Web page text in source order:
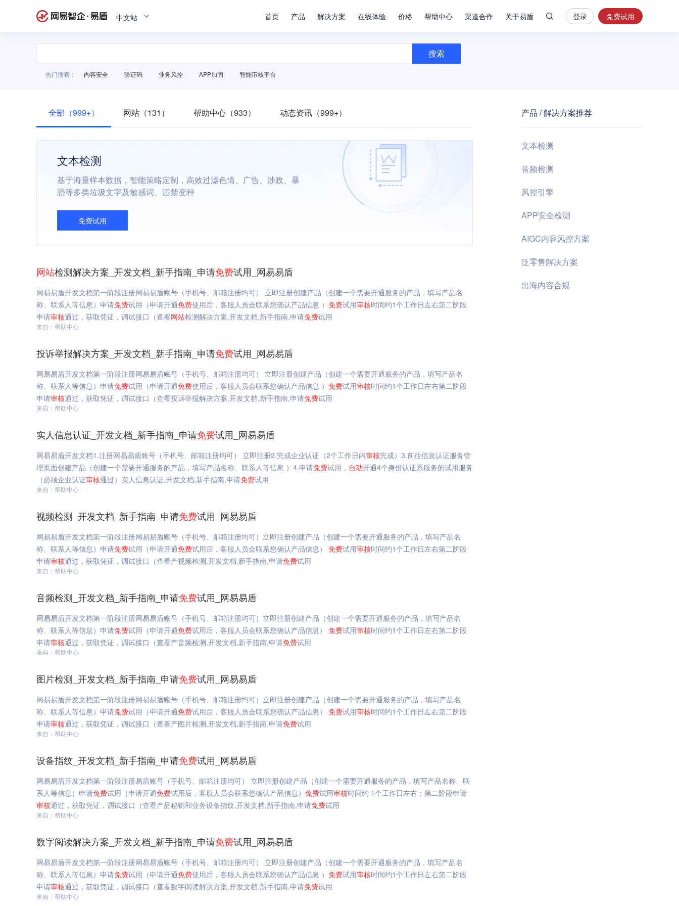
中文站 首页 产品 解决方案 在线体验 价格 帮助中心 渠道合作 关于易盾
安
全
控
登录 免费试用
搜索
热门搜索： 内容安全 验证码 业务风控 APP加固 智能审核平台
全部（999+） 网站（131） 帮助中心（933） 动态资讯（999+）
文本检测
基于海量样本数据，智能策略定制，高效过滤色情、广告、涉政、暴
恐等多类垃圾文字及敏感词、违禁变种
免费试用
网站检测解决方案_开发文档_新手指南_申请免费试用_网易易盾
网易易盾开发文档第一阶段注册网易易盾账号（手机号、邮箱注册均可） 立即注册创建产品（创建一个需要开通服务的产品，填写产品名
称、联系人等信息）申请免费试用（申请开通免费使用后，客服人员会联系您确认产品信息 ） 免费试用审核时间约1个工作日左右第二阶段
申请审核通过，获取凭证，调试接口（查看网站检测解决方案,开发文档,新手指南,申请免费试用
来自：帮助中心
投诉举报解决方案_开发文档_新手指南_申请免费试用_网易易盾
网易易盾开发文档第一阶段注册网易易盾账号（手机号、邮箱注册均可） 立即注册创建产品（创建一个需要开通服务的产品，填写产品名
称、联系人等信息）申请免费试用（申请开通免费使用后，客服人员会联系您确认产品信息 ） 免费试用审核时间约1个工作日左右第二阶段
申请审核通过，获取凭证，调试接口（查看投诉举报解决方案,开发文档,新手指南,申请免费试用
来自：帮助中心
实人信息认证_开发文档_新手指南_申请免费试用_网易易盾
网易易盾开发文档1.注册网易易盾账号（手机号、邮箱注册均可） 立即注册2.完成企业认证（2个工作日内审核完成）3.前往信息认证服务管
理页面创建产品（创建一个需要开通服务的产品，填写产品名称、联系人等信息 ）4.申请免费试用， 自动开通4个身份认证系服务的试用服务
（必须企业认证审核通过）实人信息认证,开发文档,新手指南,申请免费试用
来自：帮助中心
视频检测_开发文档_新手指南_申请免费试用_网易易盾
网易易盾开发文档第一阶段注册网易易盾账号（手机号、邮箱注册均可）立即注册创建产品（创建一个需要开通服务的产品，填写产品名
称、联系人等信息）申请免费试用（申请开通免费试用后，客服人员会联系您确认产品信息） 免费试用审核时间约1个工作日左右第二阶段
申请审核通过，获取凭证，调试接口（查看产视频检测,开发文档,新手指南,申请免费试用
来自：帮助中心
音频检测_开发文档_新手指南_申请免费试用_网易易盾
网易易盾开发文档第一阶段注册网易易盾账号（手机号、邮箱注册均可）立即注册创建产品（创建一个需要开通服务的产品，填写产品名
称、联系人等信息）申请免费试用（申请开通免费试用后，客服人员会联系您确认产品信息） 免费试用审核时间约1个工作日左右第二阶段
申请审核通过，获取凭证，调试接口（查看产音频检测,开发文档,新手指南,申请免费试用
来自：帮助中心
图片检测_开发文档_新手指南_申请免费试用_网易易盾
网易易盾开发文档第一阶段注册网易易盾账号（手机号、邮箱注册均可）立即注册创建产品（创建一个需要开通服务的产品，填写产品名
称、联系人等信息）申请免费试用（申请开通免费试用后，客服人员会联系您确认产品信息） 免费试用审核时间约1个工作日左右第二阶段
申请审核通过，获取凭证，调试接口（查看产图片检测,开发文档,新手指南,申请免费试用
来自：帮助中心
设备指纹_开发文档_新手指南_申请免费试用_网易易盾
网易易盾开发文档第一阶段注册易盾账号（手机号、邮箱注册均可） 立即注册创建产品（创建一个需要开通服务的产品，填写产品名称、联
系人等信息）申请免费试用（申请开通免费试用后，客服人员会联系您确认产品信息） 免费试用审核时间约 1个工作日左右；第二阶段申请
审核通过，获取凭证，调试接口（查看产品秘钥和业务设备指纹,开发文档,新手指南,申请免费试用
来自：帮助中心
数字阅读解决方案_开发文档_新手指南_申请免费试用_网易易盾
网易易盾开发文档第一阶段注册网易易盾账号（手机号、邮箱注册均可） 立即注册创建产品（创建一个需要开通服务的产品，填写产品名
称、联系人等信息）申请免费试用（申请开通免费使用后，客服人员会联系您确认产品信息 ） 免费试用审核时间约1个工作日左右第二阶段
申请审核通过，获取凭证，调试接口（查看数字阅读解决方案,开发文档,新手指南,申请免费试用
来自：帮助中心
产品 / 解决方案推荐
文本检测
音频检测
风控引擎
APP安全检测
AIGC内容风控方案
泛零售解决方案
出海内容合规